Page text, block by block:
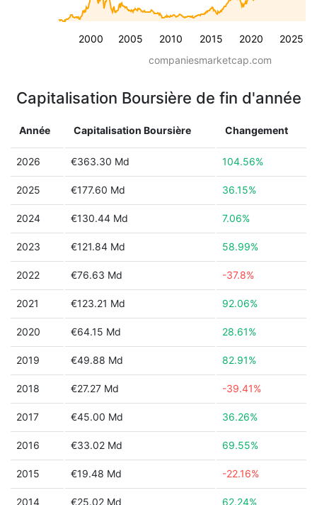
2000 2005 2010 2015 2020 2025
companiesmarketcap.com
Capitalisation Boursière de fin d'année
Année Capitalisation Boursière Changement
2026 €363.30 Md 104.56%
2025 €177.60 Md 36.15%
2024 €130.44 Md 7.06%
2023 €121.84 Md 58.99%
2022 €76.63 Md -37.8%
2021 €123.21 Md 92.06%
2020 €64.15 Md 28.61%
2019 €49.88 Md 82.91%
2018 €27.27 Md -39.41%
2017 €45.00 Md 36.26%
2016 €33.02 Md 69.55%
2015 €19.48 Md -22.16%
2014 €25.02 Md 62.24%